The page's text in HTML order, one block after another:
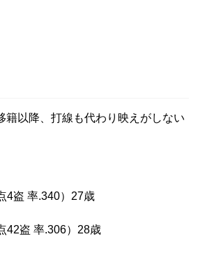
以降、打線も代わり映えがしない
4盗 率.340）27歳
42盗 率.306）28歳